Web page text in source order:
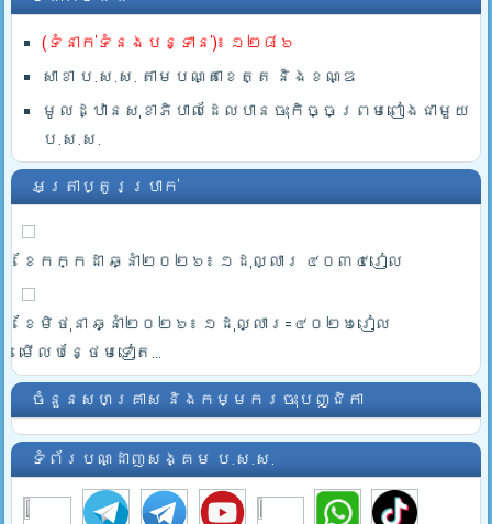
(ទំនាក់ទំនងបន្ទាន់)៖ ១២៨៦
សាខា ប.ស.ស. តាមបណ្តាខេត្ត និងខណ្ឌ
មូលដ្ឋានសុខាភិបាលដែលបានចុះកិច្ចព្រមពៀងជាមួយ
ប.ស.ស.
អត្រាប្តូរប្រាក់
ខែកក្កដា ឆ្នាំ២០២៦៖ ១ដុល្លារ ៤០៣៤រៀល
ខែមិថុនា ឆ្នាំ២០២៦៖ ១ដុល្លារ=៤០២៦រៀល
មើលបន្ថែមទៀត...
ចំនួនសហគ្រាស និងកម្មករចុះបញ្ជិកា
ទំព័របណ្ដាញសង្គម ប.ស.ស.